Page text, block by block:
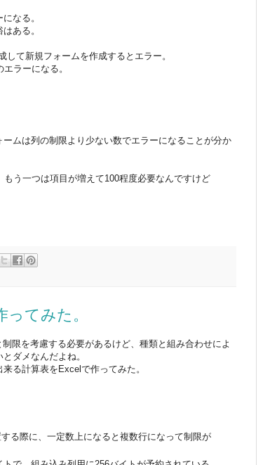
なる。
ある。
て新規フォームを作成するとエラー。
ラーになる。
ムは列の制限より少ない数でエラーになることが分か
う一つは項目が増えて100程度必要なんですけど
ってみた。
限を考慮する必要があるけど、種類と組み合わせによ
ダメなんだよね。
る計算表をExcelで作ってみた。
る際に、一定数上になると複数行になって制限が